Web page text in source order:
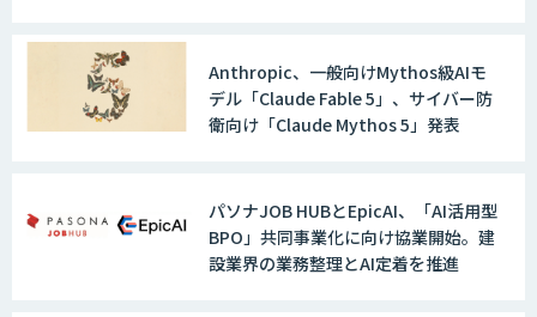
Anthropic、一般向けMythos級AIモ
デル「Claude Fable 5」、サイバー防
衛向け「Claude Mythos 5」発表
パソナJOB HUBとEpicAI、「AI活用型
BPO」共同事業化に向け協業開始。建
設業界の業務整理とAI定着を推進